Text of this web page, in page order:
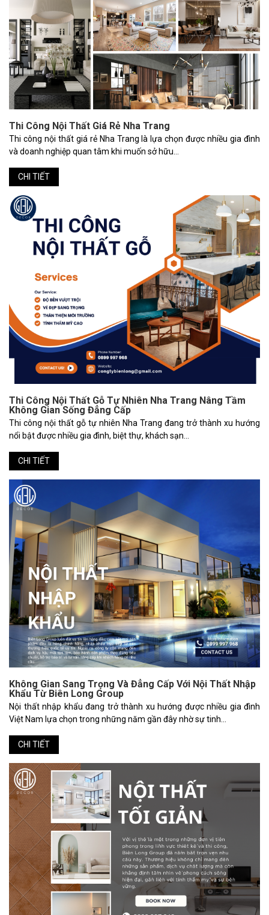
Thi Công Nội Thất Giá Rẻ Nha Trang
Thi công nội thất giá rẻ Nha Trang là lựa chọn được nhiều gia đình
và doanh nghiệp quan tâm khi muốn sở hữu...
CHI TIẾT
Thi Công Nội Thất Gỗ Tự Nhiên Nha Trang Nâng Tầm
Không Gian Sống Đẳng Cấp
Thi công nội thất gỗ tự nhiên Nha Trang đang trở thành xu hướng
nổi bật được nhiều gia đình, biệt thự, khách sạn...
CHI TIẾT
Không Gian Sang Trọng Và Đẳng Cấp Với Nội Thất Nhập
Khẩu Từ Biên Long Group
Nội thất nhập khẩu đang trở thành xu hướng được nhiều gia đình
Việt Nam lựa chọn trong những năm gần đây nhờ sự tinh...
CHI TIẾT